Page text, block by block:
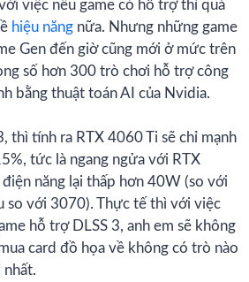
việc nếu game có hỗ trợ thì quá
hiệu năng nữa. Nhưng những game
Gen đến giờ cũng mới ở mức trên
số hơn 300 trò chơi hỗ trợ công
bằng thuật toán AI của Nvidia.
thì tính ra RTX 4060 Ti sẽ chỉ mạnh
tức là ngang ngửa với RTX
năng lại thấp hơn 40W (so với
so với 3070). Thực tế thì với việc
hỗ trợ DLSS 3, anh em sẽ không
card đồ họa về không có trò nào
nhất.